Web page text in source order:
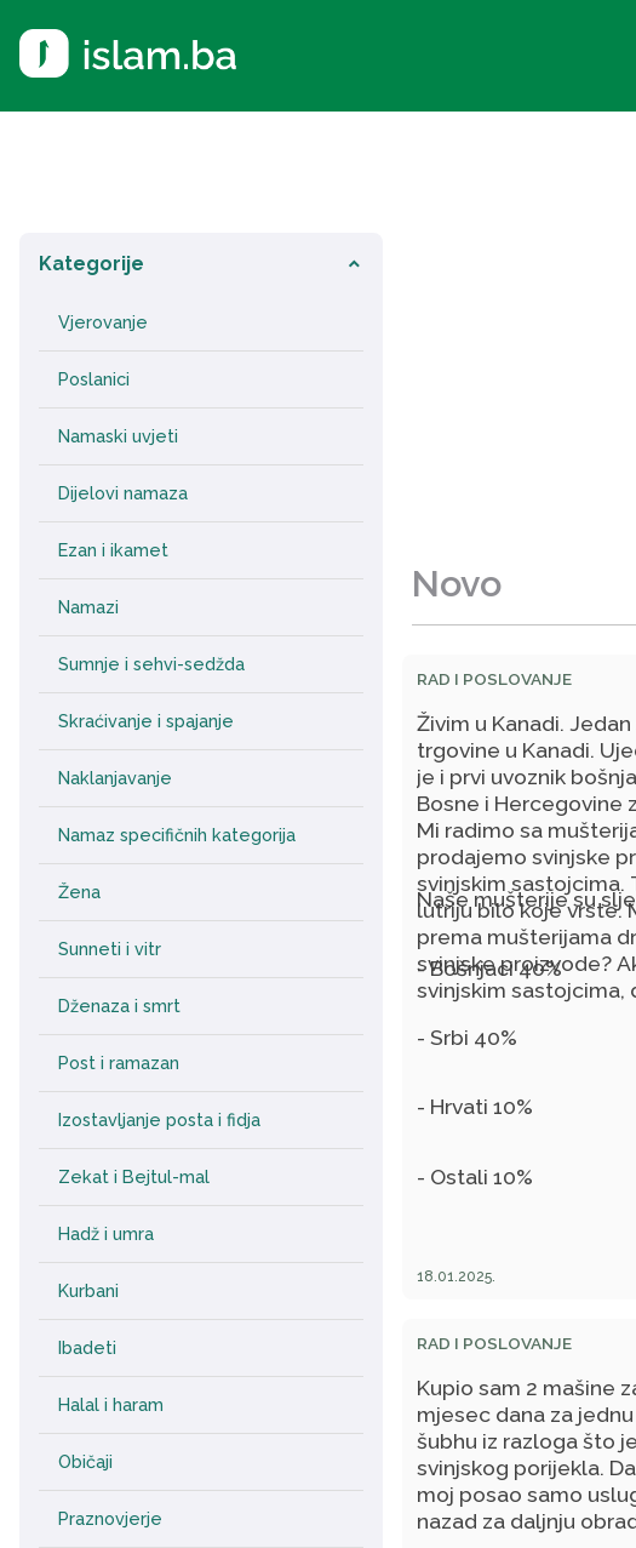
Kategorije keyboard_arrow_down
Vjerovanje
Poslanici
Namaski uvjeti
Dijelovi namaza
Ezan i ikamet
Namazi
Sumnje i sehvi-sedžda
Skraćivanje i spajanje
Naklanjavanje
Namaz specifičnih kategorija
Žena
Sunneti i vitr
Dženaza i smrt
Post i ramazan
Izostavljanje posta i fidja
Zekat i Bejtul-mal
Hadž i umra
Kurbani
Ibadeti
Halal i haram
Običaji
Praznovjerje
Novo
RAD I POSLOVANJE
Živim u Kanadi.
trgovine u Kanadi.
je i prvi uvoznik
Bosne i Hercegovine
Mi radimo sa
prodajemo svinjske
svinjskim sastojcima.
lutriju bilo koje vrste.
prema mušterijama
svinjske proizvode?
svinjskim sastojcima,
Naše mušterije su
- Bošnjaci 40%
- Srbi 40%
- Hrvati 10%
- Ostali 10%
18.01.2025.
RAD I POSLOVANJE
Kupio sam 2 mašine
mjesec dana za
šubhu iz razloga što
svinjskog porijekla.
moj posao samo
nazad za daljnju